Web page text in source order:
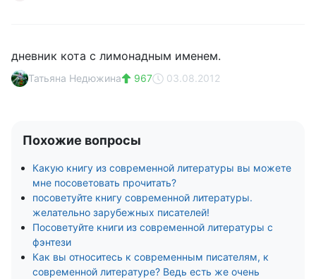
дневник кота с лимонадным именем.
Татьяна Недюжина 967 03.08.2012
Похожие вопросы
Какую книгу из современной литературы вы можете
мне посоветовать прочитать?
посоветуйте книгу современной литературы.
желательно зарубежных писателей!
Посоветуйте книги из современной литературы с
фэнтези
Как вы относитесь к современным писателям, к
современной литературе? Ведь есть же очень